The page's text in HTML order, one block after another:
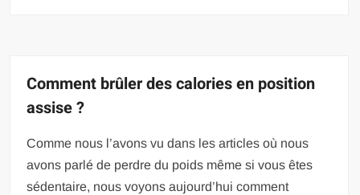
Comment brûler des calories en position
assise ?
Comme nous l’avons vu dans les articles où nous
avons parlé de perdre du poids même si vous êtes
sédentaire, nous voyons aujourd’hui comment